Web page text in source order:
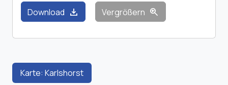
Download download Vergrößern zoom_in
Karte: Karlshorst